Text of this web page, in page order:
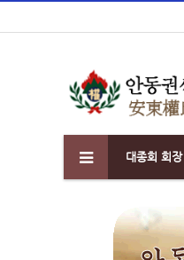
대종회 회장